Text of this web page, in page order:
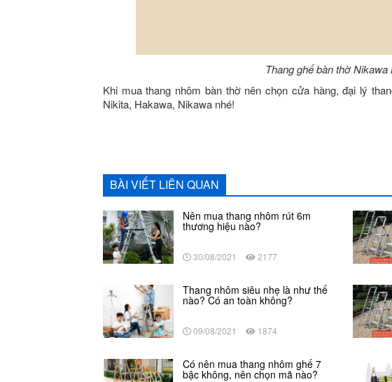
Thang ghế bàn thờ Nikawa
Khi mua thang nhôm bàn thờ nên chọn cửa hàng, đại lý
Nikita, Hakawa, Nikawa nhé!
BÀI VIẾT LIÊN QUAN
Nên mua thang nhôm rút 6m
thương hiệu nào?
30/08/2021 2177
Thang nhôm siêu nhẹ là như thế
nào? Có an toàn không?
09/08/2021 1874
Có nên mua thang nhôm ghế 7
bậc không, nên chọn mã nào?